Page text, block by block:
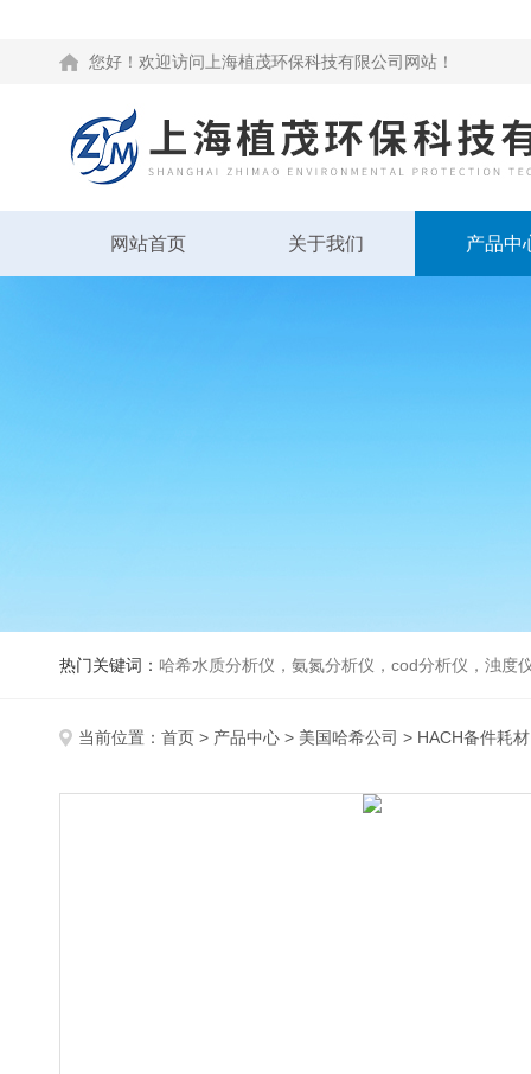
您好！欢迎访问上海植茂环保科技有限公司网站！
网站首页 关于我们 产品中
热门关键词： 哈希水质分析仪，氨氮分析仪，cod分析仪，浊度
当前位置： 首页 > 产品中心 > 美国哈希公司 > HACH备件耗材